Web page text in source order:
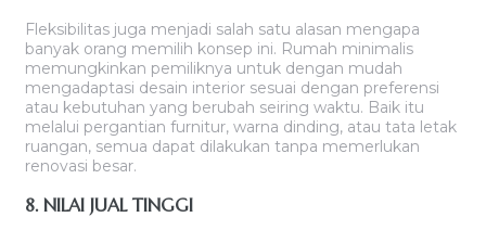
Fleksibilitas juga menjadi salah satu alasan mengapa
banyak orang memilih konsep ini. Rumah minimalis
memungkinkan pemiliknya untuk dengan mudah
mengadaptasi desain interior sesuai dengan preferensi
atau kebutuhan yang berubah seiring waktu. Baik itu
melalui pergantian furnitur, warna dinding, atau tata letak
ruangan, semua dapat dilakukan tanpa memerlukan
renovasi besar.
8. NILAI JUAL TINGGI